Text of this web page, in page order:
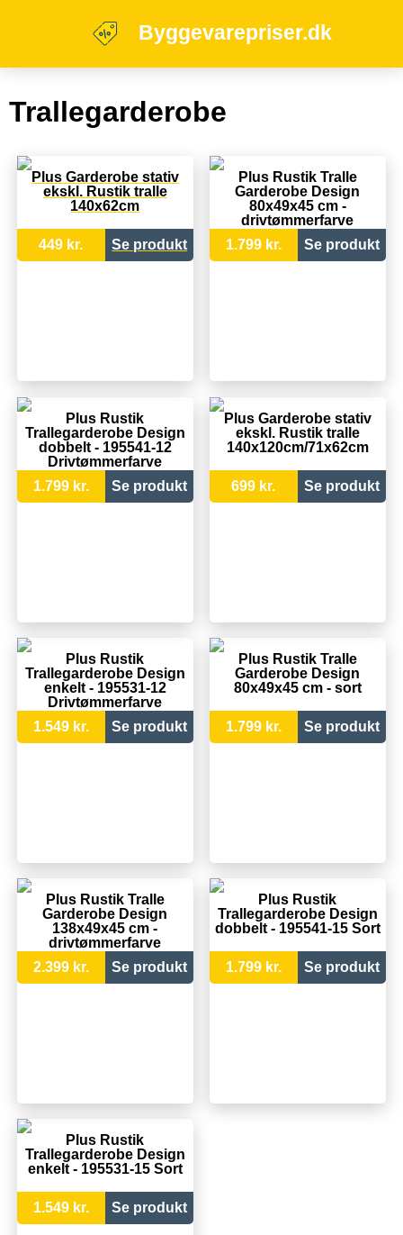
Byggevarepriser.dk
Trallegarderobe
Plus Garderobe stativ
ekskl. Rustik tralle
140x62cm
449 kr. Se produkt
Plus Rustik Tralle
Garderobe Design
80x49x45 cm -
drivtømmerfarve
1.799 kr.
Se produkt
Plus Rustik
Trallegarderobe Design
dobbelt - 195541-12
Drivtømmerfarve
1.799 kr.
Se produkt
Plus Garderobe stativ
ekskl. Rustik tralle
140x120cm/71x62cm
699 kr. Se produkt
Plus Rustik
Trallegarderobe Design
enkelt - 195531-12
Drivtømmerfarve
1.549 kr.
Se produkt
Plus Rustik Tralle
Garderobe Design
80x49x45 cm - sort
1.799 kr. Se produkt
Plus Rustik Tralle
Garderobe Design
138x49x45 cm -
drivtømmerfarve
2.399 kr.
Se produkt
Plus Rustik
Trallegarderobe Design
dobbelt - 195541-15 Sort
1.799 kr. Se produkt
Plus Rustik
Trallegarderobe Design
enkelt - 195531-15 Sort
1.549 kr. Se produkt